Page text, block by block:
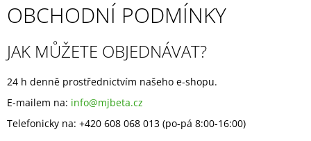
OBCHODNÍ PODMÍNKY
JAK MŮŽETE OBJEDNÁVAT?
24 h denně prostřednictvím našeho e-shopu.
E-mailem na: info@mjbeta.cz
Telefonicky na: +420 608 068 013 (po-pá 8:00-16:00)
E
U
E
T
E